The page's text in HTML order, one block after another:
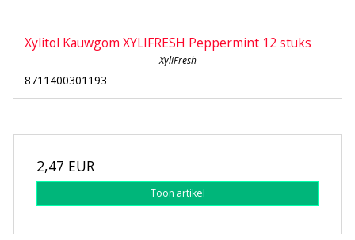
Xylitol Kauwgom XYLIFRESH Peppermint 12 stuks
XyliFresh
8711400301193
2,47 EUR
Toon artikel